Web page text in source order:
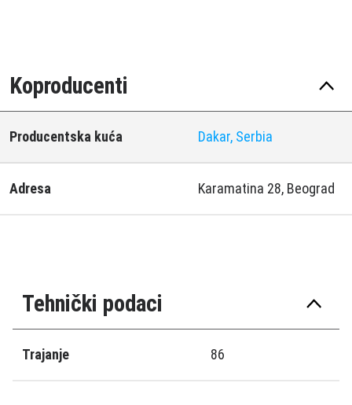
Koproducenti
Producentska kuća Dakar, Serbia
Adresa Karamatina 28, Beograd
Tehnički podaci
Trajanje 86